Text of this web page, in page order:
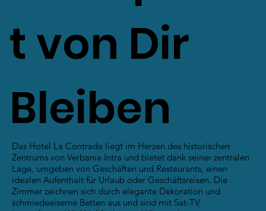
Herzen
von
Intra
t von Dir
Bleiben
Das Hotel La Contrada liegt im Herzen des historischen
Zentrums von Verbania Intra und bietet dank seiner zentralen
Lage, umgeben von Geschäften und Restaurants, einen
idealen Aufenthalt für Urlaub oder Geschäftsreisen. Die
Zimmer zeichnen sich durch elegante Dekoration und
schmiedeeiserne Betten aus und sind mit Sat-TV,